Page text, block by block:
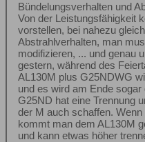
Bündelungsverhalten und
Von der Leistungsfähigkeit
vorstellen, bei nahezu
Abstrahlverhalten, man
modifizieren, ... und genau
gestern, während des
AL130M plus G25NDWG
und es wird am Ende
G25ND hat eine Trennung
der M auch schaffen.
kommt man dem AL130M
und kann etwas höher